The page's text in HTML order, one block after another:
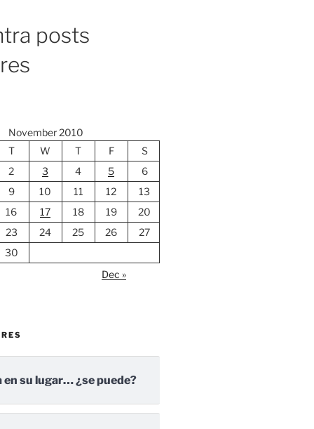
posts
November 2010
T
W T F
S
2
3 4 5
6
9
10 11 12
13
16
17 18 19
20
23
24 25 26
27
30
Dec »
en su lugar… ¿se puede?